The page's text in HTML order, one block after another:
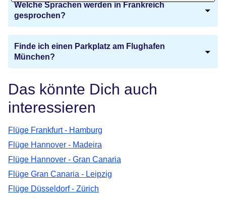
Welche Sprachen werden in Frankreich
gesprochen?
Finde ich einen Parkplatz am Flughafen
München?
Das könnte Dich auch
interessieren
Flüge Frankfurt - Hamburg
Flüge Hannover - Madeira
Flüge Hannover - Gran Canaria
Flüge Gran Canaria - Leipzig
Flüge Düsseldorf - Zürich